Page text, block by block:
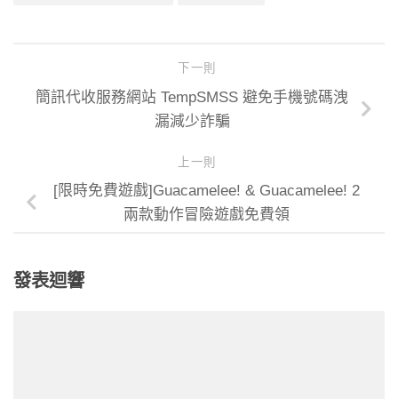
下一則
簡訊代收服務網站 TempSMSS 避免手機號碼洩
漏減少詐騙
上一則
[限時免費遊戲]Guacamelee! & Guacamelee! 2
兩款動作冒險遊戲免費領
發表迴響